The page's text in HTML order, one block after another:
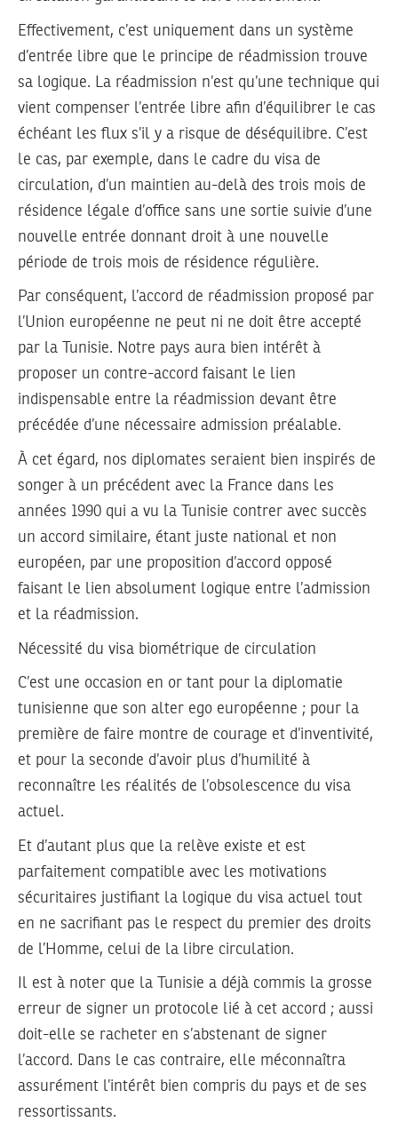
Effectivement, c’est uniquement dans un système
d’entrée libre que le principe de réadmission trouve
sa logique. La réadmission n’est qu’une technique qui
vient compenser l’entrée libre afin d’équilibrer le cas
échéant les flux s’il y a risque de déséquilibre. C’est
le cas, par exemple, dans le cadre du visa de
circulation, d’un maintien au-delà des trois mois de
résidence légale d’office sans une sortie suivie d’une
nouvelle entrée donnant droit à une nouvelle
période de trois mois de résidence régulière.
Par conséquent, l’accord de réadmission proposé par
l’Union européenne ne peut ni ne doit être accepté
par la Tunisie. Notre pays aura bien intérêt à
proposer un contre-accord faisant le lien
indispensable entre la réadmission devant être
précédée d’une nécessaire admission préalable.
À cet égard, nos diplomates seraient bien inspirés de
songer à un précédent avec la France dans les
années 1990 qui a vu la Tunisie contrer avec succès
un accord similaire, étant juste national et non
européen, par une proposition d’accord opposé
faisant le lien absolument logique entre l’admission
et la réadmission.
Nécessité du visa biométrique de circulation
C’est une occasion en or tant pour la diplomatie
tunisienne que son alter ego européenne ; pour la
première de faire montre de courage et d’inventivité,
et pour la seconde d’avoir plus d’humilité à
reconnaître les réalités de l’obsolescence du visa
actuel.
Et d’autant plus que la relève existe et est
parfaitement compatible avec les motivations
sécuritaires justifiant la logique du visa actuel tout
en ne sacrifiant pas le respect du premier des droits
de l’Homme, celui de la libre circulation.
Il est à noter que la Tunisie a déjà commis la grosse
erreur de signer un protocole lié à cet accord ; aussi
doit-elle se racheter en s’abstenant de signer
l’accord. Dans le cas contraire, elle méconnaîtra
assurément l’intérêt bien compris du pays et de ses
ressortissants.